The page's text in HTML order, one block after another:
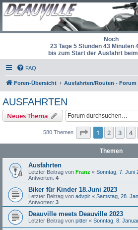
Noch
23 Tage 5 Stunden 43 Minuten
bis zum Start der Ausfahrt
FAQ
Foren-Übersicht Ausfahrten/Routen - Forum
AUSFAHRTEN
Neues Thema
580 Themen Seite 1von 12
1 2 3 4
Themen
Ausfahrten
Letzter Beitrag von Franz « Sonntag, 7. Juni
Antworten: 4
Biker für Kinder 18.Juni 2023
Letzter Beitrag von advpir « Samstag, 28.
Antworten: 3
Deauville meets Deauville 2023
Letzter Beitrag von pitter « Sonntag, 8.